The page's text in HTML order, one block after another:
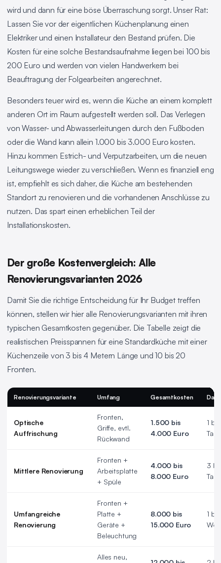
wird und dann für eine böse Überraschung sorgt. Unser Rat:
Lassen Sie vor der eigentlichen Küchenplanung einen
Elektriker und einen Installateur den Bestand prüfen. Die
Kosten für eine solche Bestandsaufnahme liegen bei 100 bis
200 Euro und werden von vielen Handwerkern bei
Beauftragung der Folgearbeiten angerechnet.
Besonders teuer wird es, wenn die Küche an einem komplett
anderen Ort im Raum aufgestellt werden soll. Das Verlegen
von Wasser- und Abwasserleitungen durch den Fußboden
oder die Wand kann allein 1.000 bis 3.000 Euro kosten.
Hinzu kommen Estrich- und Verputzarbeiten, um die neuen
Leitungswege wieder zu verschließen. Wenn es finanziell eng
ist, empfiehlt es sich daher, die Küche am bestehenden
Standort zu renovieren und die vorhandenen Anschlüsse zu
nutzen. Das spart einen erheblichen Teil der
Installationskosten.
Der große Kostenvergleich: Alle
Renovierungsvarianten 2026
Damit Sie die richtige Entscheidung für Ihr Budget treffen
können, stellen wir hier alle Renovierungsvarianten mit ihren
typischen Gesamtkosten gegenüber. Die Tabelle zeigt die
realistischen Preisspannen für eine Standardküche mit einer
Küchenzeile von 3 bis 4 Metern Länge und 10 bis 20
Fronten.
Renovierungsvariante Umfang Gesamtkosten
Optische
Auffrischung
Fronten,
Griffe, evtl.
Rückwand
1.500 bis
4.000 Euro
1
Mittlere Renovierung
Fronten +
Arbeitsplatte
+ Spüle
4.000 bis
8.000 Euro
3
Umfangreiche
Renovierung
Fronten +
Platte +
Geräte +
Beleuchtung
8.000 bis
15.000 Euro
1
Alles neu,